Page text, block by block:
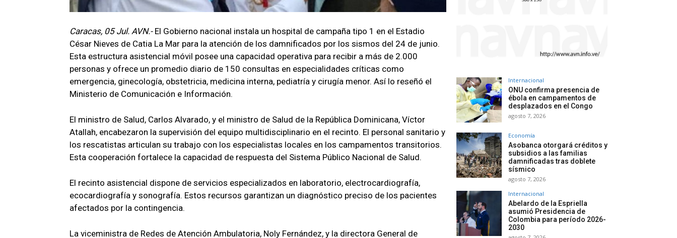
Caracas, 05 Jul. AVN.- El Gobierno nacional instala un hospital de campaña tipo 1 en el Estadio
César Nieves de Catia La Mar para la atención de los damnificados por los sismos del 24 de junio.
Esta estructura asistencial móvil posee una capacidad operativa para recibir a más de 2.000
personas y ofrece un promedio diario de 150 consultas en especialidades críticas como
emergencia, ginecología, obstetricia, medicina interna, pediatría y cirugía menor. Así lo reseñó el
Ministerio de Comunicación e Información.
El ministro de Salud, Carlos Alvarado, y el ministro de Salud de la República Dominicana, Víctor
Atallah, encabezaron la supervisión del equipo multidisciplinario en el recinto. El personal sanitario y
los rescatistas articulan su trabajo con los especialistas locales en los campamentos transitorios.
Esta cooperación fortalece la capacidad de respuesta del Sistema Público Nacional de Salud.
El recinto asistencial dispone de servicios especializados en laboratorio, electrocardiografía,
ecocardiografía y sonografía. Estos recursos garantizan un diagnóstico preciso de los pacientes
afectados por la contingencia.
La viceministra de Redes de Atención Ambulatoria, Noly Fernández, y la directora General de
Internacional
ONU confirma presencia de
ébola en campamentos de
desplazados en el Congo
agosto 7, 2026
Economía
Asobanca otorgará créditos y
subsidios a las familias
damnificadas tras doblete
sísmico
agosto 7, 2026
Internacional
Abelardo de la Espriella
asumió Presidencia de
Colombia para período 2026-
2030